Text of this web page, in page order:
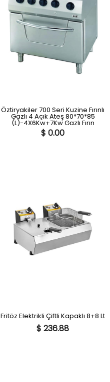
Öztiryakiler 700 Seri Kuzine Fırınlı
Gazlı 4 Açık Ateş 80*70*85
(L)-4X6Kw+7Kw Gazlı Fırın
$ 0.00
Fritöz Elektrikli Çiftli Kapaklı 8+8 Lt
$ 236.88